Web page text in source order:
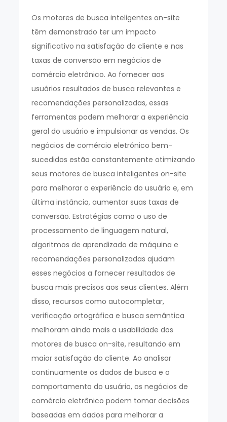
Os motores de busca inteligentes on-site
têm demonstrado ter um impacto
significativo na satisfação do cliente e nas
taxas de conversão em negócios de
comércio eletrônico. Ao fornecer aos
usuários resultados de busca relevantes e
recomendações personalizadas, essas
ferramentas podem melhorar a experiência
geral do usuário e impulsionar as vendas. Os
negócios de comércio eletrônico bem-
sucedidos estão constantemente otimizando
seus motores de busca inteligentes on-site
para melhorar a experiência do usuário e, em
última instância, aumentar suas taxas de
conversão. Estratégias como o uso de
processamento de linguagem natural,
algoritmos de aprendizado de máquina e
recomendações personalizadas ajudam
esses negócios a fornecer resultados de
busca mais precisos aos seus clientes. Além
disso, recursos como autocompletar,
verificação ortográfica e busca semântica
melhoram ainda mais a usabilidade dos
motores de busca on-site, resultando em
maior satisfação do cliente. Ao analisar
continuamente os dados de busca e o
comportamento do usuário, os negócios de
comércio eletrônico podem tomar decisões
baseadas em dados para melhorar a